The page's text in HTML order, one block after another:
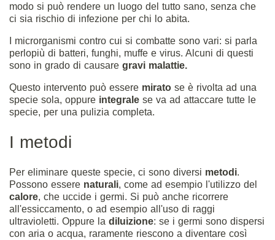
modo si può rendere un luogo del tutto sano, senza che
ci sia rischio di infezione per chi lo abita.
I microrganismi contro cui si combatte sono vari: si parla
perlopiù di batteri, funghi, muffe e virus. Alcuni di questi
sono in grado di causare gravi malattie.
Questo intervento può essere mirato se è rivolta ad una
specie sola, oppure integrale se va ad attaccare tutte le
specie, per una pulizia completa.
I metodi
Per eliminare queste specie, ci sono diversi metodi.
Possono essere naturali, come ad esempio l'utilizzo del
calore, che uccide i germi. Si può anche ricorrere
all'essiccamento, o ad esempio all'uso di raggi
ultravioletti. Oppure la diluizione: se i germi sono dispersi
con aria o acqua, raramente riescono a diventare così